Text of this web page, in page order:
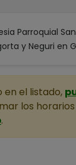
Parroquial
y Neguri en
en el listado,
los
.